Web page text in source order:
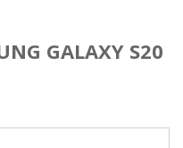
GALAXY S20